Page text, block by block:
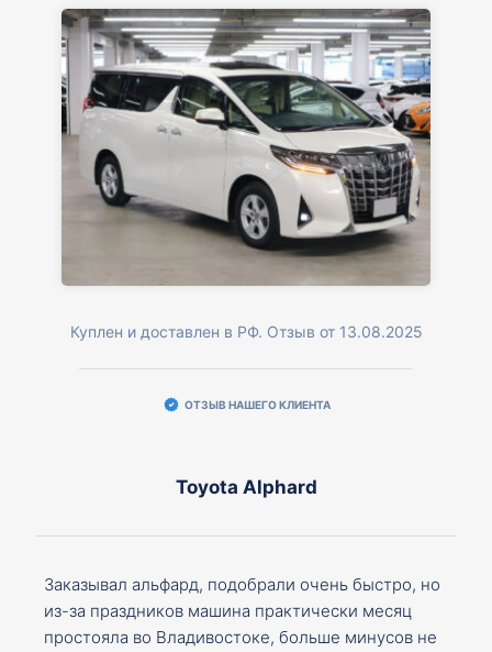
Куплен и доставлен в РФ. Отзыв от 13.08.2025
ОТЗЫВ НАШЕГО КЛИЕНТА
Toyota Alphard
Заказывал альфард, подобрали очень быстро, но
из-за праздников машина практически месяц
простояла во Владивостоке, больше минусов не